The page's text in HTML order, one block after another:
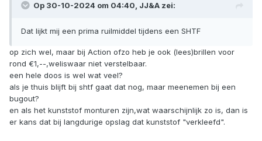
Op 30-10-2024 om 04:40, JJ&A zei:
Dat lijkt mij een prima ruilmiddel tijdens een SHTF
op zich wel, maar bij Action ofzo heb je ook (lees)brillen voor
rond €1,--,weliswaar niet verstelbaar.
een hele doos is wel wat veel?
als je thuis blijft bij shtf gaat dat nog, maar meenemen bij een
bugout?
en als het kunststof monturen zijn,wat waarschijnlijk zo is, dan is
er kans dat bij langdurige opslag dat kunststof "verkleefd".